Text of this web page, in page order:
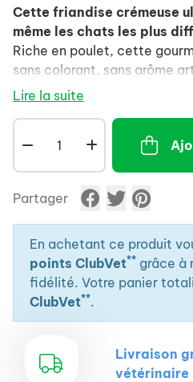
Cette friandise crémeuse
même les chats les plus
Riche en poulet, cette
sans colorant, sans arôme
ajouté.
elle ne déséquilibre pas
les conditions d'utilisation
maximum par jour pour un
Elle aidera le chat à se
Cet en-cas est à laper
Elle deviendra
apprentissages et
Approuvé par un
Produit vendu à l'aide
Ce produit est porteur du
Lire la suite
Partager
En achetant ce produit
points ClubVet** grâce à
fidélité. Votre panier
ClubVet**.
Livraison
vétérinaire